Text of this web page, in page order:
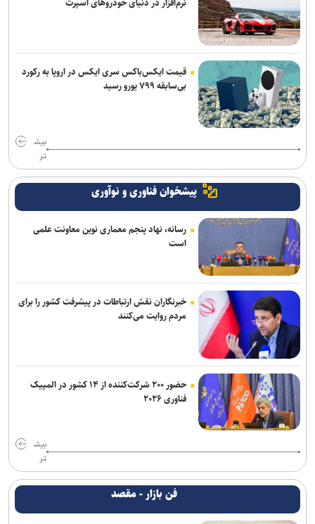
گام بلند جهاددانشگاهی برای رفع ناترازی انرژی با بومی‌سازی اینورترهای
توان‌بالا/ بازتعریف مشاغل؛ راهکار موثر برای خروج از بن‌بست اشتغال+
فیلم
نرم‌افزار در دنیای خودروهای اسپرت
قیمت ایکس‌باکس سری ایکس در اروپا به رکورد
بی‌سابقه ۷۹۹ یورو رسید
بیش
تر
پیشخوان فناوری و نوآوری
رسانه، نهاد پنجم معماری نوین معاونت علمی
است
خبرنگاران نقش ارتباطات در پیشرفت کشور را برای
مردم روایت می‌کنند
حضور ۲۰۰ شرکت‌کننده از ۱۴ کشور در المپیک
فناوری ۲۰۲۶
بیش
تر
فن بازار - مقصد